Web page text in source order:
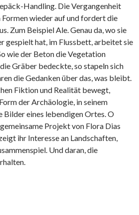
Handling. Die Vergangenheit
wieder auf und fordert die
Zum Beispiel Ale. Genau da, wo sie
gespielt hat, im Flussbett, arbeitet sie
wie der Beton die Vegetation
Gräber bedeckte, so stapeln sich
die Gedanken über das, was bleibt.
Fiktion und Realität bewegt,
der Archäologie, in seinem
Bilder eines lebendigen Ortes. O
Projekt von Flora Dias
ihr Interesse an Landschaften,
Und daran, die